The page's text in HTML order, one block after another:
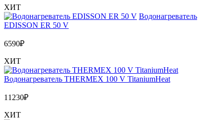
ХИТ
Водонагреватель
EDISSON ER 50 V
6590₽
ХИТ
Водонагреватель THERMEX 100 V TitaniumHeat
11230₽
ХИТ